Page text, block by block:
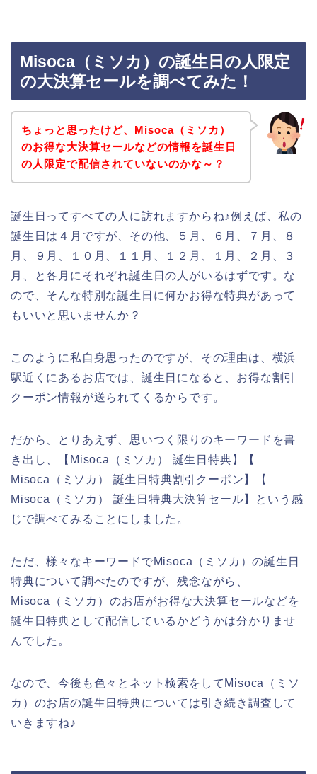
Misoca（ミソカ）の誕生日の人限定
の大決算セールを調べてみた！
ちょっと思ったけど、Misoca（ミソカ）
のお得な大決算セールなどの情報を誕生日
の人限定で配信されていないのかな～？
誕生日ってすべての人に訪れますからね♪例えば、私の
誕生日は４月ですが、その他、５月、６月、７月、８
月、９月、１０月、１１月、１２月、１月、２月、３
月、と各月にそれぞれ誕生日の人がいるはずです。な
ので、そんな特別な誕生日に何かお得な特典があって
もいいと思いませんか？
このように私自身思ったのですが、その理由は、横浜
駅近くにあるお店では、誕生日になると、お得な割引
クーポン情報が送られてくるからです。
だから、とりあえず、思いつく限りのキーワードを書
き出し、【Misoca（ミソカ） 誕生日特典】【
Misoca（ミソカ） 誕生日特典割引クーポン】【
Misoca（ミソカ） 誕生日特典大決算セール】という感
じで調べてみることにしました。
ただ、様々なキーワードでMisoca（ミソカ）の誕生日
特典について調べたのですが、残念ながら、
Misoca（ミソカ）のお店がお得な大決算セールなどを
誕生日特典として配信しているかどうかは分かりませ
んでした。
なので、今後も色々とネット検索をしてMisoca（ミソ
カ）のお店の誕生日特典については引き続き調査して
いきますね♪